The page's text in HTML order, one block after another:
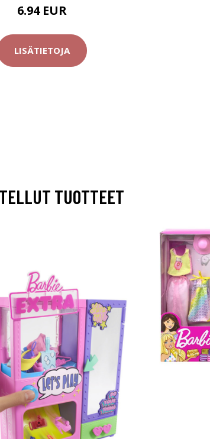
6.94 EUR
LISÄTIETOJA
TUOTTEET